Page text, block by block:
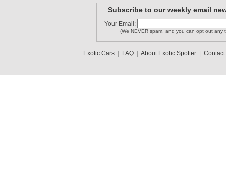
Subscribe to our weekly email
Your Email:
(We NEVER spam, and you can opt out any
Exotic Cars| FAQ| About Exotic Spotter| Contact